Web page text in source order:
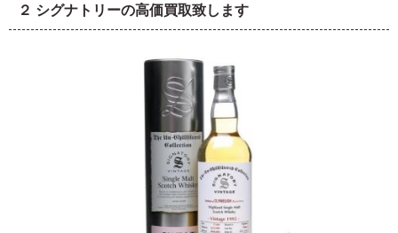
２ シグナトリーの高価買取致します